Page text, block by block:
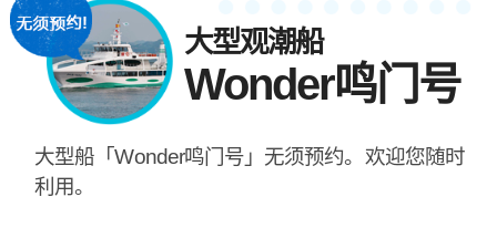
大型观潮船
Wonder鸣门号
大型船「Wonder鸣门号」无须预约。欢迎您随时
利用。